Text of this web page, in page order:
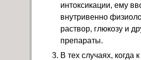
интоксикации, ему
внутривенно
раствор, глюкозу и
препараты.
В тех случаях, когда